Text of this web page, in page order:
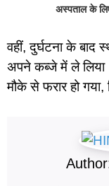
अस्पताल के
वहीं, दुर्घटना के बाद
अपने कब्जे में ले
मौके से फरार हो